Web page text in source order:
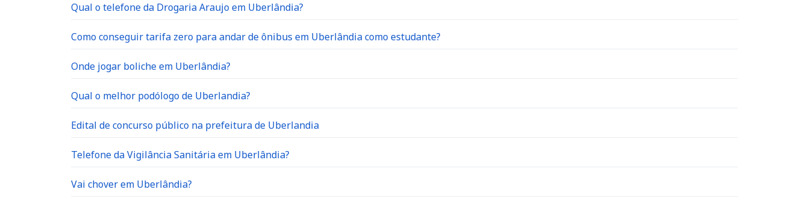
Qual o telefone da Drogaria Araujo em Uberlândia?
Como conseguir tarifa zero para andar de ônibus em Uberlândia como estudante?
Onde jogar boliche em Uberlândia?
Qual o melhor podólogo de Uberlandia?
Edital de concurso público na prefeitura de Uberlandia
Telefone da Vigilância Sanitária em Uberlândia?
Vai chover em Uberlândia?